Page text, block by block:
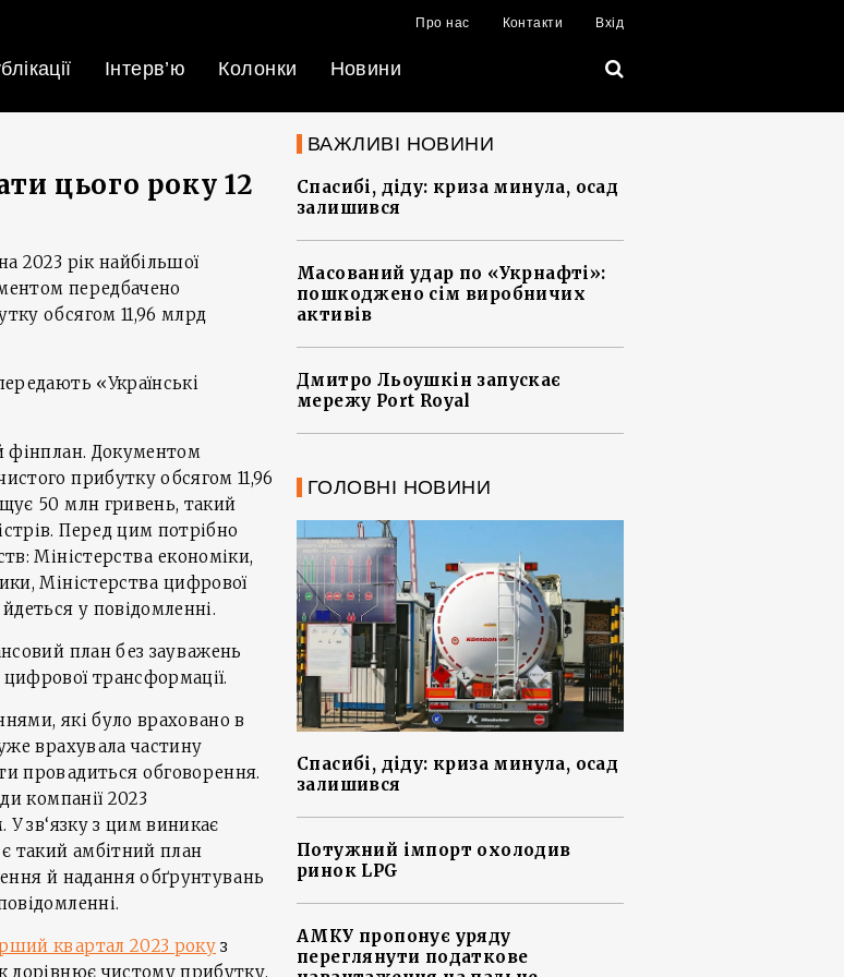
Про нас Контакти Вхід
Інтерв’ю Колонки Новини
цього року 12
2023 рік найбільшої
передбачено
обсягом 11,96 млрд
«Українськi
фінплан. Документом
прибутку обсягом 11,96
50 млн гривень, такий
Перед цим потрібно
Міністерства економіки,
Міністерства цифрової
у повідомленні.
план без зауважень
трансформації.
які було враховано в
врахувала частину
провадиться обговорення.
компанії 2023
У зв‘язку з цим виникає
такий амбітний план
й надання обґрунтувань
квартал 2023 року з
дорівнює чистому прибутку,
ВАЖЛИВІ НОВИНИ
Спасибі, діду: криза минула, осад
залишився
Масований удар по «Укрнафті»:
пошкоджено сім виробничих
активів
Дмитро Льоушкін запускає
мережу Port Royal
ГОЛОВНІ НОВИНИ
Спасибі, діду: криза минула, осад
залишився
Потужний імпорт охолодив
ринок LPG
АМКУ пропонує уряду
переглянути податкове